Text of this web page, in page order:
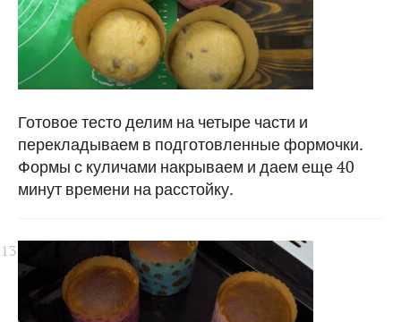
Готовое тесто делим на четыре части и
перекладываем в подготовленные формочки.
Формы с куличами накрываем и даем еще 40
минут времени на расстойку.